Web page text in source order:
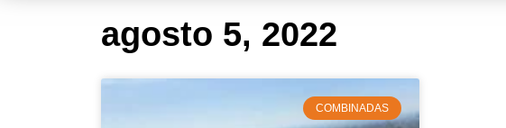
agosto 5, 2022
COMBINADAS